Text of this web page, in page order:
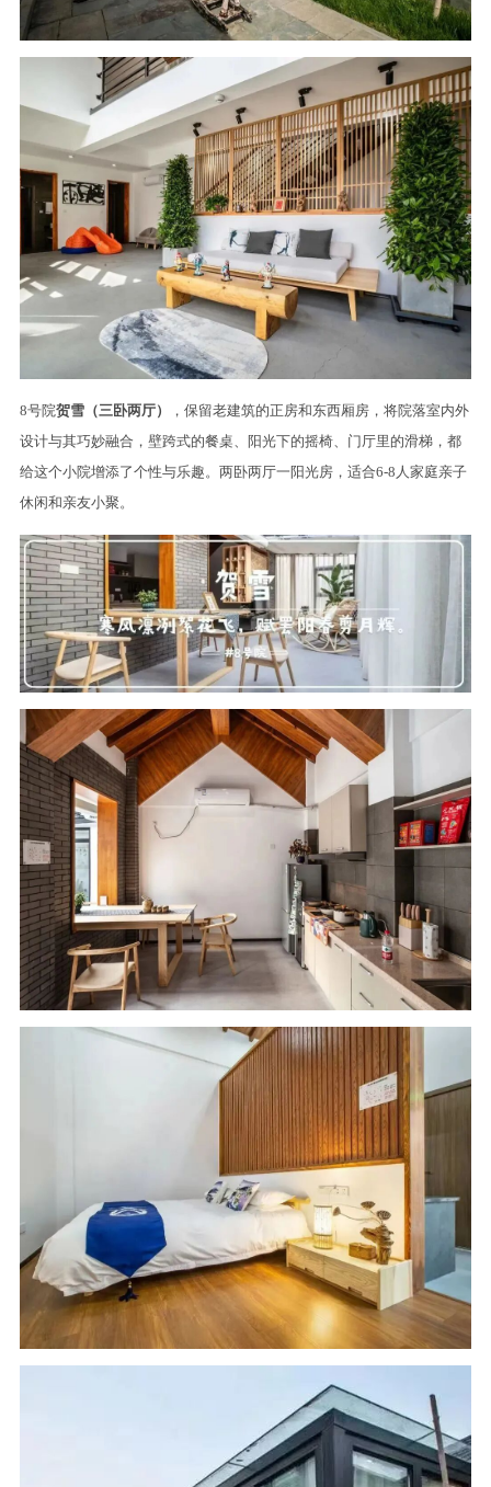
8号院贺雪（三卧两厅）
，保留老建筑的正房和东西厢房，将院落室内外
设计与其巧妙融合，壁跨式的餐桌、阳光下的摇椅、门厅里的滑梯，都
给这个小院增添了个性与乐趣。两卧两厅一阳光房，适合6-8人家庭亲子
休闲和亲友小聚。